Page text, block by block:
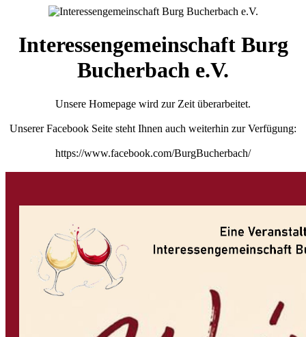
Interessengemeinschaft Burg
Bucherbach e.V.
Unsere Homepage wird zur Zeit überarbeitet.
Unserer Facebook Seite steht Ihnen auch weiterhin zur Verfügung:
https://www.facebook.com/BurgBucherbach/